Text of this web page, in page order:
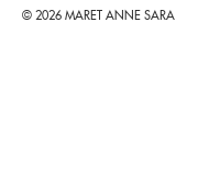
© 2026 MARET ANNE SARA